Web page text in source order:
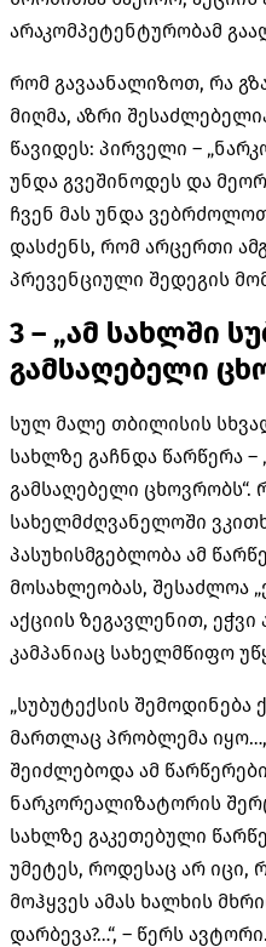
არაკომპეტენტურობამ
რომ გავაანალიზოთ, რა
მიღმა, აზრი
წავიდეს: პირველი –
უნდა გვეშინოდეს და
ჩვენ მას უნდა
დასძენს, რომ არცერთი
პრევენციული შედეგის
3 – „ამ სახლში
გამსაღებელი
სულ მალე თბილისის
სახლზე გაჩნდა წარწერა –
გამსაღებელი ცხოვრობს“.
სახელმძღვანელოში
პასუხისმგებლობა ამ
მოსახლეობას, შესაძლოა
აქციის ზეგავლენით, ეჭვი
კამპანიაც სახელმწიფო
„სუბუტექსის შემოდინება
მართლაც პრობლემა იყო…,
შეიძლებოდა ამ
ნარკორეალიზატორის
სახლზე გაკეთებული
უმეტეს, როდესაც არ იცი,
მოჰყვეს ამას ხალხის
დარბევა?…“, – წერს ავტორი.